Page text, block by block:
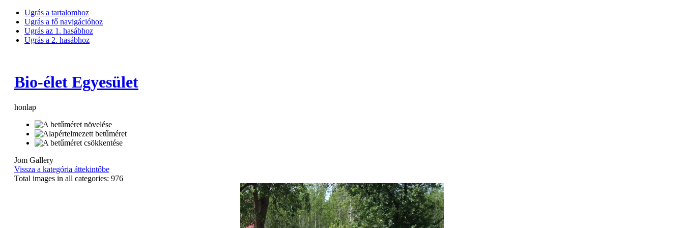
Ugrás a tartalomhoz
Ugrás a fő navigációhoz
Ugrás az 1. hasábhoz
Ugrás a 2. hasábhoz
Bio-élet Egyesület
honlap
Jom Gallery
Vissza a kategória áttekintőbe
Total images in all categories: 976